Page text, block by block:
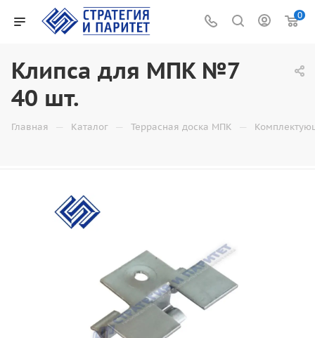
0
Клипса для МПК №7
40 шт.
Главная — Каталог — Террасная доска МПК —